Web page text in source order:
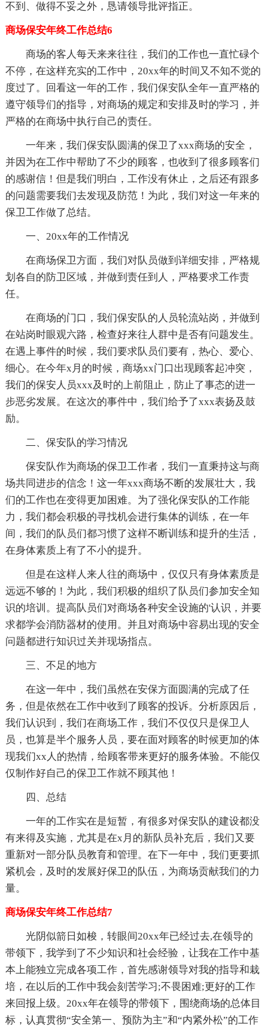
不到、做得不妥之外，恳请领导批评指正。
商场保安年终工作总结6
商场的客人每天来来往往，我们的工作也一直忙碌个
不停，在这样充实的工作中，20xx年的时间又不知不觉的
度过了。回看这一年的工作，我们保安队全年一直严格的
遵守领导们的指导，对商场的规定和安排及时的学习，并
严格的在商场中执行自己的责任。
一年来，我们保安队圆满的保卫了xxx商场的安全，
并因为在工作中帮助了不少的顾客，也收到了很多顾客们
的感谢信！但是我们明白，工作没有休止，之后还有跟多
的问题需要我们去发现及防范！为此，我们对这一年来的
保卫工作做了总结。
一、20xx年的工作情况
在商场保卫方面，我们对队员做到详细安排，严格规
划各自的防卫区域，并做到责任到人，严格要求工作责
任。
在商场的门口，我们保安队的人员轮流站岗，并做到
在站岗时眼观六路，检查好来往人群中是否有问题发生。
在遇上事件的时候，我们要求队员们要有，热心、爱心、
细心。在今年x月的时候，商场xx门口出现顾客起冲突，
我们的保安人员xxx及时的上前阻止，防止了事态的进一
步恶劣发展。在这次的事件中，我们给予了xxx表扬及鼓
励。
二、保安队的学习情况
保安队作为商场的保卫工作者，我们一直秉持这与商
场共同进步的信念！这一年xxx商场不断的发展壮大，我
们的工作也在变得更加困难。为了强化保安队的工作能
力，我们都会积极的寻找机会进行集体的训练，在一年
间，我们的队员们都习惯了这样不断训练和提升的生活，
在身体素质上有了不小的提升。
但是在这样人来人往的商场中，仅仅只有身体素质是
远远不够的！为此，我们积极的组织了队员们参加安全知
识的培训。提高队员们对商场各种安全设施的'认识，并要
求都学会消防器材的使用。并且对商场中容易出现的安全
问题都进行知识过关并现场指点。
三、不足的地方
在这一年中，我们虽然在安保方面圆满的完成了任
务，但是依然在工作中收到了顾客的投诉。分析原因后，
我们认识到，我们在商场工作，我们不仅仅只是保卫人
员，也算是半个服务人员，要在面对顾客的时候更加的体
现我们xx人的热情，给顾客带来更好的服务体验。不能仅
仅制作好自己的保卫工作就不顾其他！
四、总结
一年的工作实在是短暂，有很多对保安队的建设都没
有来得及实施，尤其是在x月的新队员补充后，我们又要
重新对一部分队员教育和管理。在下一年中，我们更要抓
紧机会，及时的发展好保卫的队伍，为商场贡献我们的力
量。
商场保安年终工作总结7
光阴似箭日如梭，转眼间20xx年已经过去,在领导的
带领下，我学到了不少知识和社会经验，让我在工作中基
本上能独立完成各项工作，首先感谢领导对我的指导和栽
培，在以后的工作中我会刻苦学习;不畏困难;更好的工作
来回报上级。20xx年在领导的带领下，围绕商场的总体目
标，认真贯彻“安全第一、预防为主”和“内紧外松”的工作